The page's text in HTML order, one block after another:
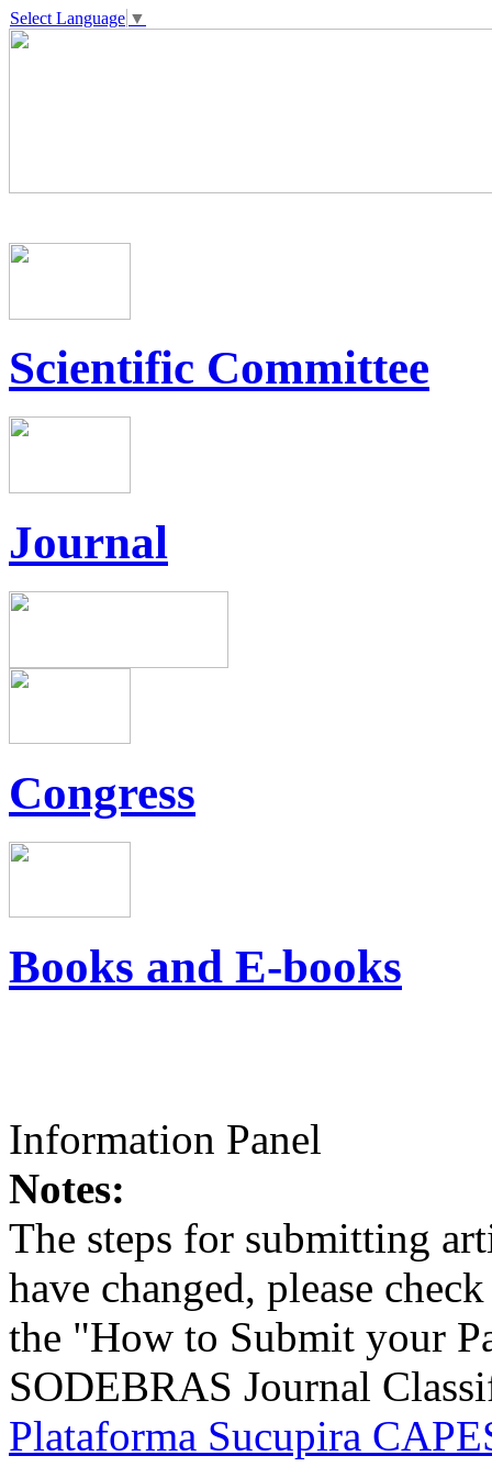
Select Language ▼
Scientific Committee
Journal
Congress
Books and E-books
Information Panel
Notes:
The steps for submitting
have changed, please
the "How to Submit your
SODEBRAS Journal
Plataforma Sucupira